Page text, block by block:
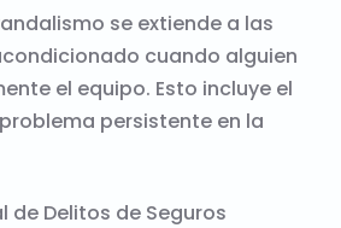
se extiende a las
cuando alguien
el equipo. Esto incluye el
persistente en la
de Delitos de Seguros